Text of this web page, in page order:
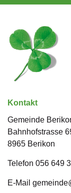
Kontakt
Gemeinde
Bahnhofstrasse
8965 Berikon
Telefon 056 649
E-Mail